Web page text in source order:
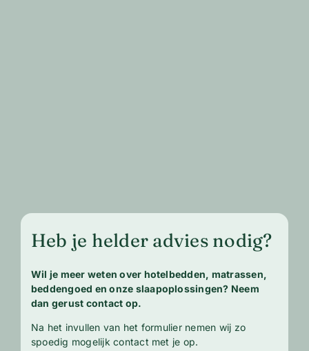
Heb je helder advies nodig?
Wil je meer weten over hotelbedden, matrassen,
beddengoed en onze slaapoplossingen? Neem
dan gerust contact op.
Na het invullen van het formulier nemen wij zo
spoedig mogelijk contact met je op.